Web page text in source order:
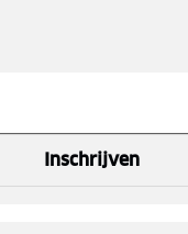
Inschrijven